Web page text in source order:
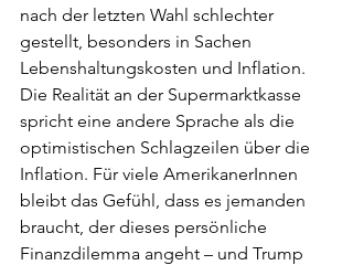
nach der letzten Wahl schlechter
gestellt, besonders in Sachen
Lebenshaltungskosten und Inflation.
Die Realität an der Supermarktkasse
spricht eine andere Sprache als die
optimistischen Schlagzeilen über die
Inflation. Für viele AmerikanerInnen
bleibt das Gefühl, dass es jemanden
braucht, der dieses persönliche
Finanzdilemma angeht – und Trump